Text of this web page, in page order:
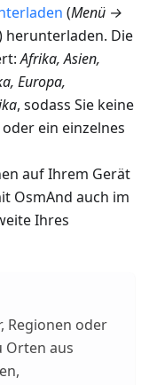
(Menü →
herunterladen. Die
Afrika, Asien,
Europa,
, sodass Sie keine
ein einzelnes
auf Ihrem Gerät
OsmAnd auch im
Ihres
Regionen oder
Orten aus